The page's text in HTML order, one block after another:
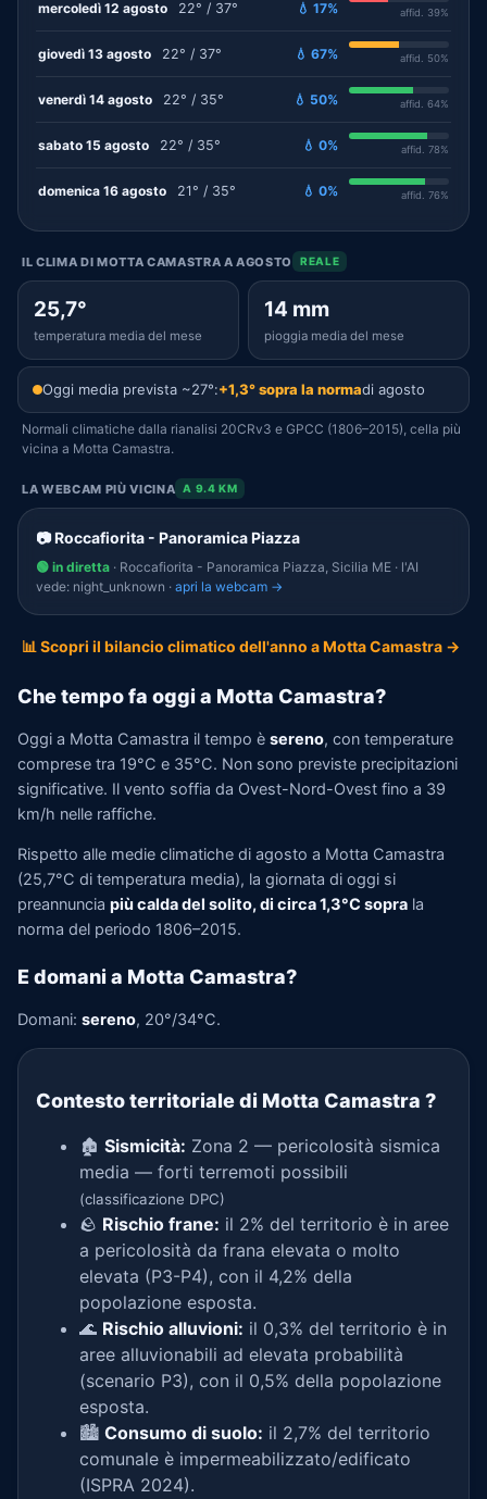
mercoledì 12 agosto 22° / 37° 💧 17% affid. 39%
giovedì 13 agosto 22° / 37° 💧 67% affid. 50%
venerdì 14 agosto 22° / 35° 💧 50% affid. 64%
sabato 15 agosto 22° / 35° 💧 0% affid. 78%
domenica 16 agosto 21° / 35° 💧 0% affid. 76%
IL CLIMA DI MOTTA CAMASTRA A AGOSTO REALE
25,7°
temperatura media del mese
14 mm
pioggia media del mese
Oggi media prevista ~27°:+1,3° sopra la normadi agosto
Normali climatiche dalla rianalisi 20CRv3 e GPCC (1806–2015), cella più
vicina a Motta Camastra.
LA WEBCAM PIÙ VICINA A 9.4 KM
📷 Roccafiorita - Panoramica Piazza
🟢 in diretta · Roccafiorita - Panoramica Piazza, Sicilia ME · l'AI
vede: night_unknown · apri la webcam →
📊 Scopri il bilancio climatico dell'anno a Motta Camastra →
Che tempo fa oggi a Motta Camastra?
Oggi a Motta Camastra il tempo è sereno, con temperature
comprese tra 19°C e 35°C. Non sono previste precipitazioni
significative. Il vento soffia da Ovest-Nord-Ovest fino a 39
km/h nelle raffiche.
Rispetto alle medie climatiche di agosto a Motta Camastra
(25,7°C di temperatura media), la giornata di oggi si
preannuncia più calda del solito, di circa 1,3°C sopra la
norma del periodo 1806–2015.
E domani a Motta Camastra?
Domani: sereno, 20°/34°C.
Contesto territoriale di Motta Camastra ?
🏚️ Sismicità: Zona 2 — pericolosità sismica
media — forti terremoti possibili
(classificazione DPC)
🪨 Rischio frane: il 2% del territorio è in aree
a pericolosità da frana elevata o molto
elevata (P3-P4), con il 4,2% della
popolazione esposta.
🌊 Rischio alluvioni: il 0,3% del territorio è in
aree alluvionabili ad elevata probabilità
(scenario P3), con il 0,5% della popolazione
esposta.
🏙️ Consumo di suolo: il 2,7% del territorio
comunale è impermeabilizzato/edificato
(ISPRA 2024).